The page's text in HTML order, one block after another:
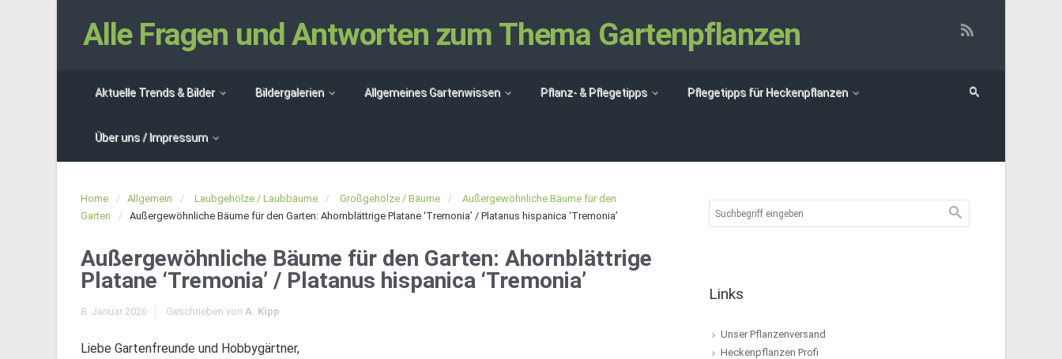
Alle Fragen und Antworten zum Thema Gartenpflanzen
Aktuelle Trends & Bilder Bildergalerien Allgemeines Gartenwissen Pflanz- & Pflegetipps Pflegetipps für Heckenpflanzen
Über uns / Impressum
Home Allgemein Laubgehölze / Laubbäume Großgehölze / Bäume
Außergewöhnliche Bäume für den
Garten
Außergewöhnliche Bäume für den Garten: Ahornblättrige Platane ‘Tremonia’ / Platanus hispanica ‘Tremonia’
Außergewöhnliche Bäume für den Garten: Ahornblättrige
Platane ‘Tremonia’ / Platanus hispanica ‘Tremonia’
8. Januar 2026 Geschrieben von A. Kipp
Liebe Gartenfreunde und Hobbygärtner,
Links
Unser Pflanzenversand
Heckenpflanzen Profi